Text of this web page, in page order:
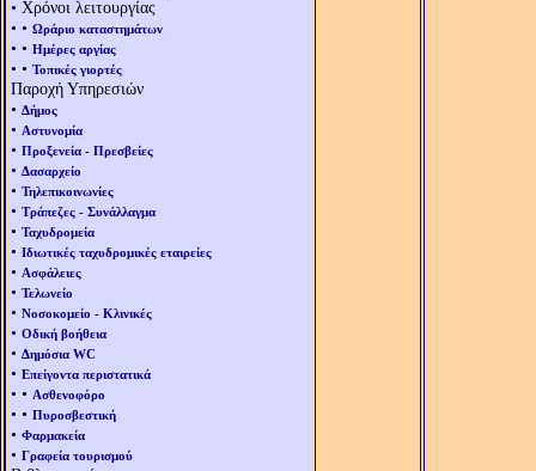
• Χρόνοι λειτουργίας
• • Ωράριο καταστημάτων
• • Ημέρες αργίας
• • Τοπικές γιορτές
Παροχή Υπηρεσιών
• Δήμος
• Αστυνομία
• Προξενεία - Πρεσβείες
• Δασαρχείο
• Τηλεπικοινωνίες
• Τράπεζες - Συνάλλαγμα
• Ταχυδρομεία
• Ιδιωτικές ταχυδρομικές εταιρείες
• Ασφάλειες
• Τελωνείο
• Νοσοκομείο - Κλινικές
• Οδική βοήθεια
• Δημόσια WC
• Επείγοντα περιστατικά
• • Ασθενοφόρο
• • Πυροσβεστική
• Φαρμακεία
• Γραφεία τουρισμού